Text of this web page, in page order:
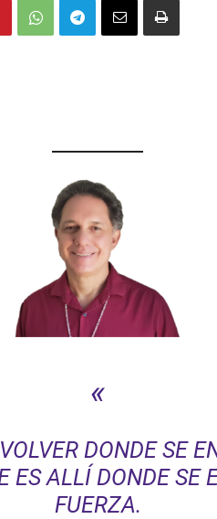
«
DONDE SE
ES ALLÍ DONDE SE
FUERZA.